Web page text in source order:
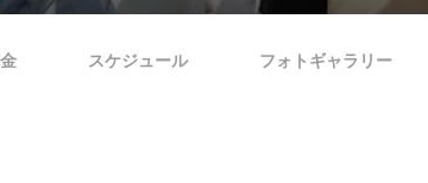
スケジュール フォトギャラリー